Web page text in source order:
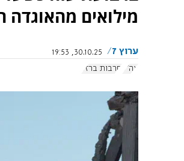
מילואים מהאוגדה
ערוץ 7
30.10.25, 19:53
צה"ל
חרבות ברזל